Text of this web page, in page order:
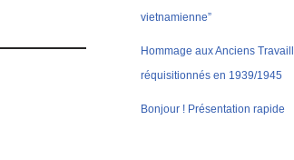
vietnamienne”
Hommage aux Anciens
réquisitionnés en 1939/1945
Bonjour ! Présentation rapide